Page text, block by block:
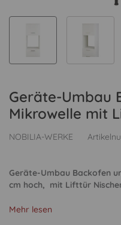
Geräte-Umbau
Mikrowelle mit
NOBILIA-WERKE
Geräte-Umbau Backofen
cm hoch, mit Lifttür
Mehr lesen